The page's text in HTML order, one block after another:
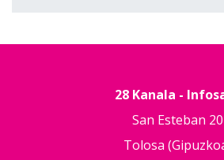
28 Kanala -
San Esteban 20
Tolosa